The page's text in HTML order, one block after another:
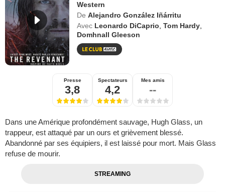
Western
De Alejandro González Iñárritu
Avec Leonardo DiCaprio ,Tom Hardy
Domhnall Gleeson
Presse
3,8
Spectateurs
4,2
Mes amis
--
Dans une Amérique profondément sauvage, Hugh Glass, un
trappeur, est attaqué par un ours et grièvement blessé.
Abandonné par ses équipiers, il est laissé pour mort. Mais Glass
refuse de mourir.
STREAMING